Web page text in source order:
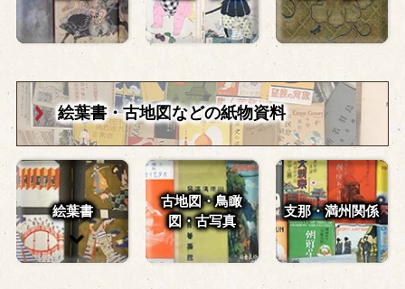
絵葉書・古地図などの紙物資料
絵葉書
古地図・鳥瞰
図・古写真
支那・満州関係